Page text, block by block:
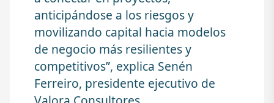
anticipándose a los riesgos y
movilizando capital hacia modelos
de negocio más resilientes y
competitivos”, explica Senén
Ferreiro, presidente ejecutivo de